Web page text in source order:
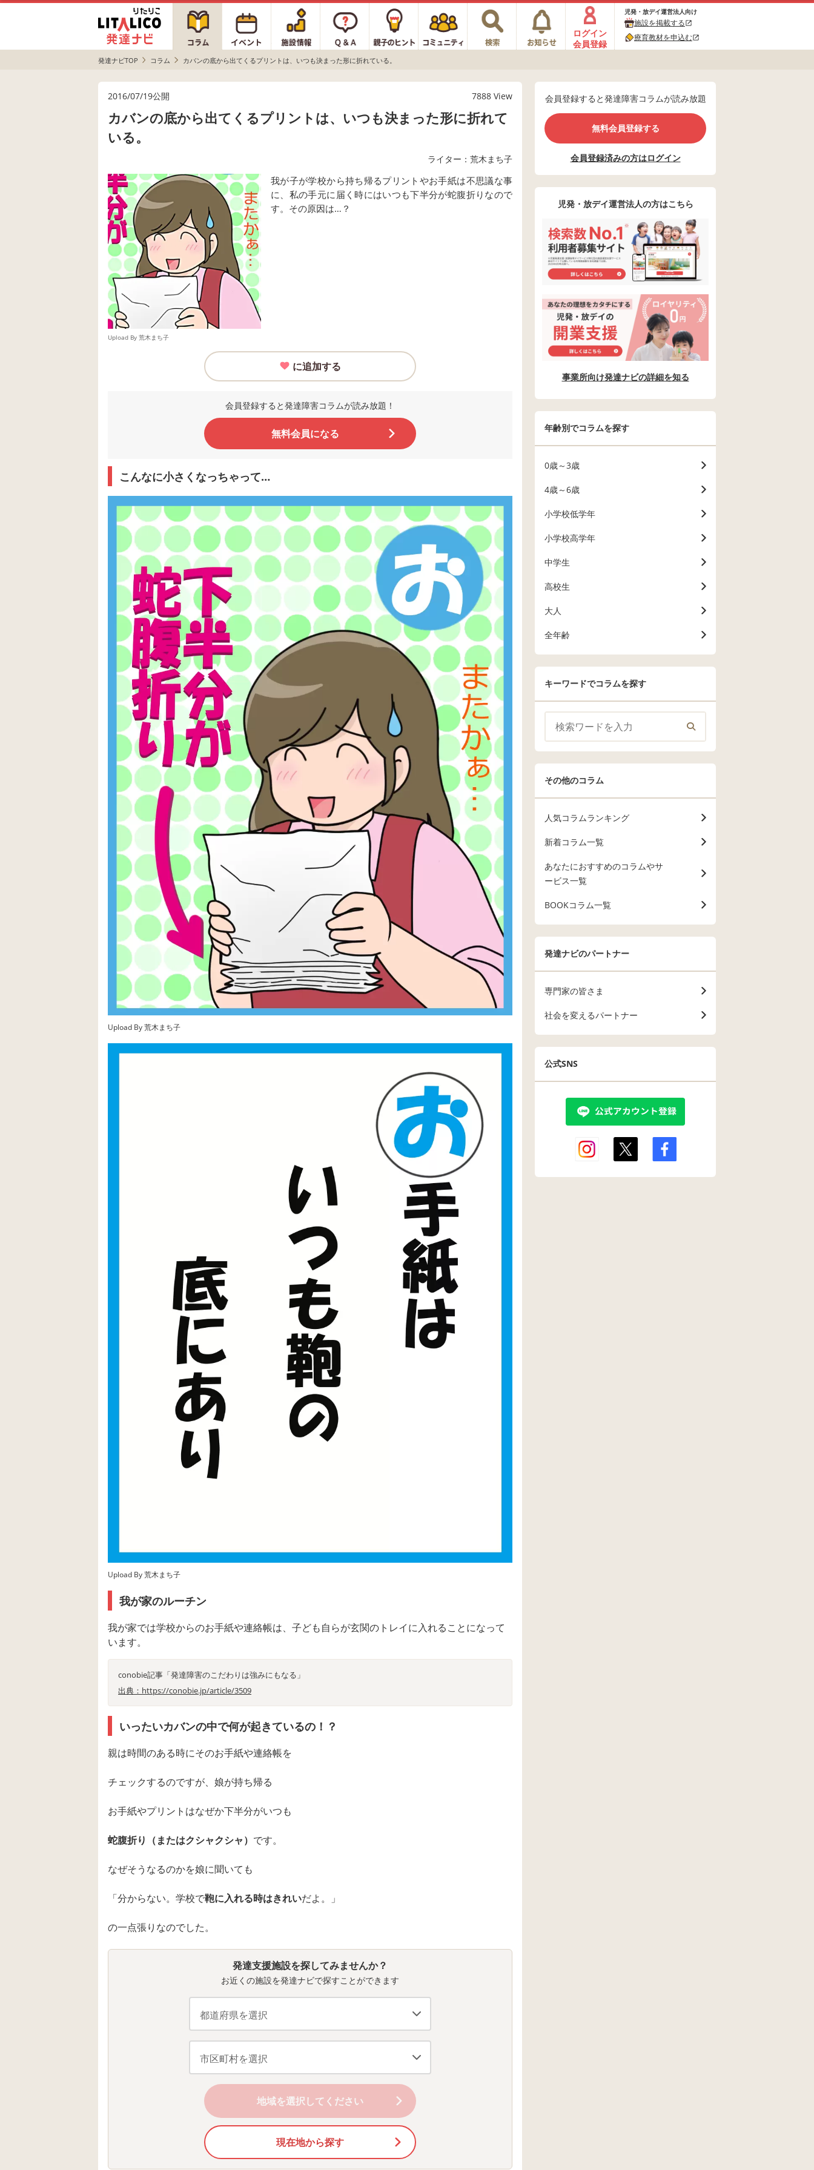
ログイン
会員登録
児発・放デイ運営法人向け
施設を掲載する
療育教材を申込む
発達ナビTOP コラム カバンの底から出てくるプリントは、いつも決まった形に折れている。
2016/07/19公開 7888 View
カバンの底から出てくるプリントは、いつも決まった形に折れて
いる。
ライター：荒木まち子
Upload By 荒木まち子
我が子が学校から持ち帰るプリントやお手紙は不思議な事
に、私の手元に届く時にはいつも下半分が蛇腹折りなので
す。その原因は…？
に追加する
会員登録すると発達障害コラムが読み放題！
無料会員になる
こんなに小さくなっちゃって…
Upload By 荒木まち子
Upload By 荒木まち子
我が家のルーチン
我が家では学校からのお手紙や連絡帳は、子ども自らが玄関のトレイに入れることになって
います。
conobie記事「発達障害のこだわりは強みにもなる」
出典：https://conobie.jp/article/3509
いったいカバンの中で何が起きているの！？
親は時間のある時にそのお手紙や連絡帳を
チェックするのですが、娘が持ち帰る
お手紙やプリントはなぜか下半分がいつも
蛇腹折り（またはクシャクシャ） です。
なぜそうなるのかを娘に聞いても
「分からない。学校で鞄に入れる時はきれいだよ。」
の一点張りなのでした。
発達支援施設を探してみませんか？
お近くの施設を発達ナビで探すことができます
地域を選択してください
現在地から探す
会員登録すると発達障害コラムが読み放題
無料会員登録する
会員登録済みの方はログイン
児発・放デイ運営法人の方はこちら
事業所向け発達ナビの詳細を知る
年齢別でコラムを探す
0歳～3歳
4歳～6歳
小学校低学年
小学校高学年
中学生
高校生
大人
全年齢
キーワードでコラムを探す
その他のコラム
人気コラムランキング
新着コラム一覧
あなたにおすすめのコラムやサ
ービス一覧
BOOKコラム一覧
発達ナビのパートナー
専門家の皆さま
社会を変えるパートナー
公式SNS